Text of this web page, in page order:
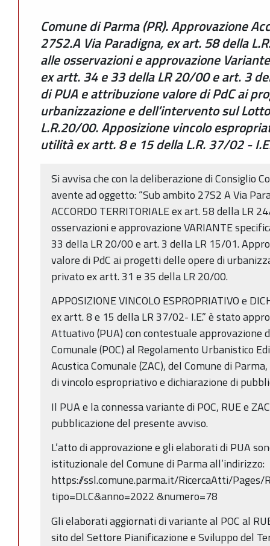
Comune di Parma (PR). Approvazione
27S2.A Via Paradigna, ex art. 58 della
alle osservazioni e approvazione
ex artt. 34 e 33 della LR 20/00 e art. 3
di PUA e attribuzione valore di PdC ai
urbanizzazione e dell’intervento sul
L.R.20/00. Apposizione vincolo
utilità ex artt. 8 e 15 della L.R. 37/02 -
Si avvisa che con la deliberazione di Consiglio
avente ad oggetto: “Sub ambito 27S2 A Via
ACCORDO TERRITORIALE ex art. 58 della LR
osservazioni e approvazione VARIANTE
33 della LR 20/00 e art. 3 della LR 15/01.
valore di PdC ai progetti delle opere di
privato ex artt. 31 e 35 della LR 20/00.
APPOSIZIONE VINCOLO ESPROPRIATIVO e
ex artt. 8 e 15 della LR 37/02- I.E.” è stato
Attuativo (PUA) con contestuale approvazione
Comunale (POC) al Regolamento Urbanistico
Acustica Comunale (ZAC), del Comune di
di vincolo espropriativo e dichiarazione di
Il PUA e la connessa variante di POC, RUE e
pubblicazione del presente avviso.
L’atto di approvazione e gli elaborati di PUA
istituzionale del Comune di Parma all’indirizzo:
https://ssl.comune.parma.it/RicercaAtti/Pages/
tipo=DLC&anno=2022 &numero=78
Gli elaborati aggiornati di variante al POC al
sito del Settore Pianificazione e Sviluppo del